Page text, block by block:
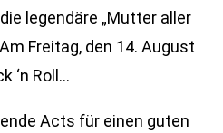
legendäre „Mutter aller
Freitag, den 14. August
‘n Roll…
Acts für einen guten